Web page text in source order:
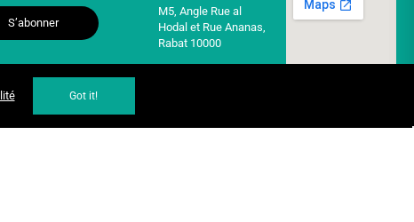
S’abonner
M5, Angle Rue al
Hodal et Rue Ananas,
Rabat 10000
Got it!